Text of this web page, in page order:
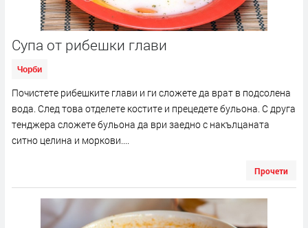
Супа от рибешки глави
Чорби
Почистете рибешките глави и ги сложете да врат в подсолена
вода. След това отделете костите и прецедете бульона. С друга
тенджера сложете бульона да ври заедно с накълцаната
ситно целина и моркови....
Прочети